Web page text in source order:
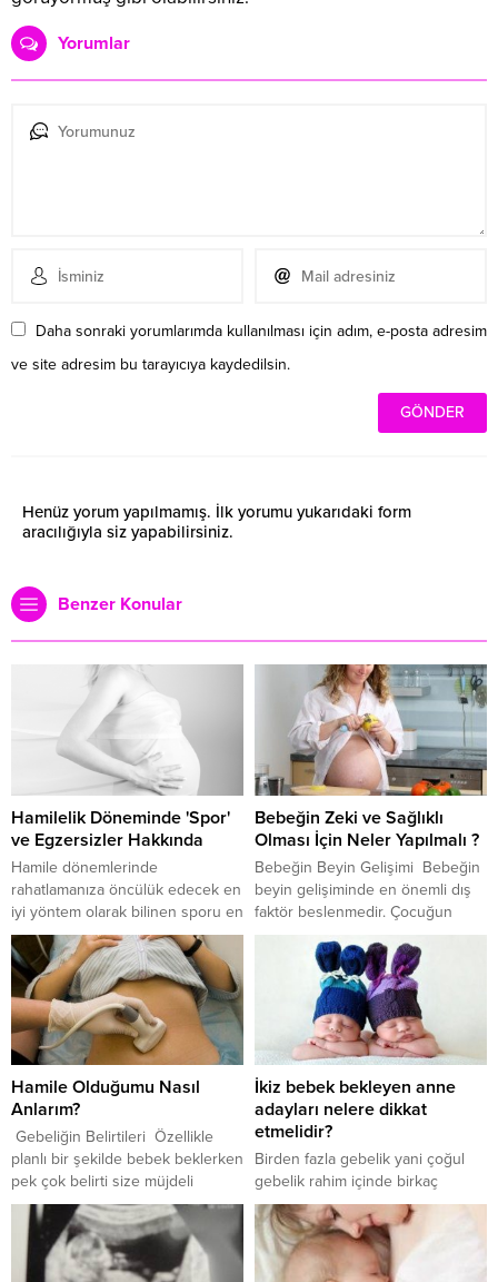
Yorumlar
Daha sonraki yorumlarımda kullanılması için adım, e-posta adresim
ve site adresim bu tarayıcıya kaydedilsin.
Henüz yorum yapılmamış. İlk yorumu yukarıdaki form
aracılığıyla siz yapabilirsiniz.
Benzer Konular
Hamilelik Döneminde 'Spor'
ve Egzersizler Hakkında
Hamile dönemlerinde
rahatlamanıza öncülük edecek en
iyi yöntem olarak bilinen sporu en
düzenli şekilde yaparak
döneminizin biraz daha rahat
geçmesini sağlayabilirsiniz. Sancılı
günlerin imdadına koşan düzenli
spor hareketleri ile 2 günde bir
en az 20-30 dakika yaparak
sağlıklı yaşama sahip olabilirsiniz.
Egzersiz hareketleri, hamile
sancıları, bel ağrıları, uykusuzluk,
bacaklarda kasılmalar gibi...
Bebeğin Zeki ve Sağlıklı
Olması İçin Neler Yapılmalı ?
Bebeğin Beyin Gelişimi Bebeğin
beyin gelişiminde en önemli dış
faktör beslenmedir. Çocuğun
hamilelik dönemi ve doğumdan 6
yaşına kadar olan dönemindeki
beslenmesiyle doğrudan ilişkili
olduğu bilinmektedir. Hamilelikte
ve bebeğin ilk aylarındaki bu özel
dönemi en verimli şekilde
geçirerek onun zeka gelişimine
katkıda bulunabiliriz. Hatta bazen
gebelerimize, bebeğin...
Hamile Olduğumu Nasıl
Anlarım?
Gebeliğin Belirtileri Özellikle
planlı bir şekilde bebek beklerken
pek çok belirti size müjdeli
haberin göstergesiymiş gibi
gelebilir. Sıklıkla görülen bu
erken belirtilerin ne olduğunu ve
ne anlama geldiğini merak
İkiz bebek bekleyen anne
adayları nelere dikkat
etmelidir?
Birden fazla gebelik yani çoğul
gebelik rahim içinde birkaç
spermin aynı anda döllenmesidir.
Anne ve baba adayları bir bebek
beklerken birden fazla bebek
sahibi olma sevincini aynı anda